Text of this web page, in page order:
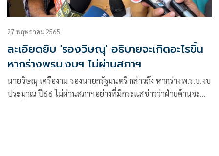
27 พฤษภาคม 2565
ละเอียดยิบ 'รองวิษณุ' อธิบายจะเกิดอะไรขึ้น
หากร่างพรบ.งบฯ ไม่ผ่านสภาฯ
นายวิษณุ เครืองาม รองนายกรัฐมนตรี กล่าวถึง หากร่างพ.ร.บ.งบ
ประมาณ ปี66 ไม่ผ่านสภาฯอย่างที่มีกระแสข่าวว่าฝ่ายค้านจะ